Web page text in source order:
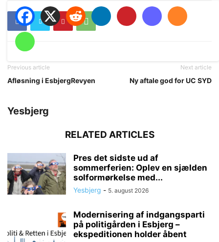
Previous article
Afløsning i EsbjergRevyen
Next article
Ny aftale god for UC SYD
Yesbjerg
RELATED ARTICLES
Pres det sidste ud af
sommerferien: Oplev en sjælden
solformørkelse med...
Yesbjerg - 5. august 2026
Modernisering af indgangsparti
på politigården i Esbjerg –
ekspeditionen holder åbent